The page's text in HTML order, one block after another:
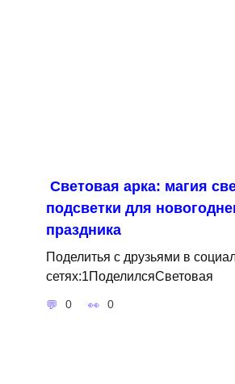
Световая арка: магия
подсветки для
праздника
Поделитья с друзьями в
сетях:1ПоделилсяСветовая
0 0